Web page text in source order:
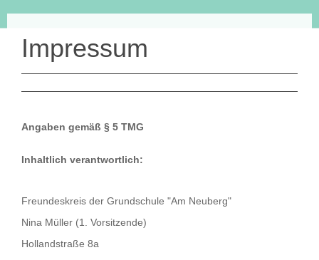
Impressum
Angaben gemäß § 5 TMG
Inhaltlich verantwortlich:
Freundeskreis der Grundschule "Am Neuberg"
Nina Müller (1. Vorsitzende)
Hollandstraße 8a